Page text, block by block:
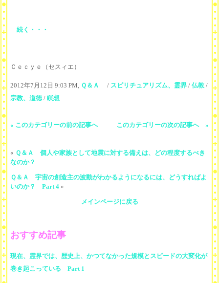
続く・・・
Ｃｅｃｙｅ（セスィエ）
2012年7月12日 9:03 PM, Ｑ＆Ａ / スピリチュアリズム、霊界 / 仏教 /
宗教、道徳/ 瞑想
« このカテゴリーの前の記事へ このカテゴリーの次の記事へ »
« Ｑ＆Ａ 個人や家族として地震に対する備えは、どの程度するべき
なのか？
Ｑ＆Ａ 宇宙の創造主の波動がわかるようになるには、どうすればよ
いのか？ Part 4 »
メインページに戻る
おすすめ記事
現在、霊界では、歴史上、かつてなかった規模とスピードの大変化が
巻き起こっている Part 1